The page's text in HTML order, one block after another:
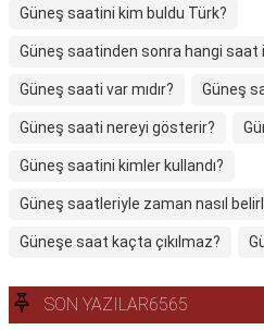
Güneş saatini kim buldu Türk?
Güneş saatinden sonra hangi
Güneş saati var mıdır? Güneş
Güneş saati nereyi gösterir?
Güneş saatini kimler kullandı?
Güneş saatleriyle zaman nasıl
Güneşe saat kaçta çıkılmaz?
SON YAZILAR6565